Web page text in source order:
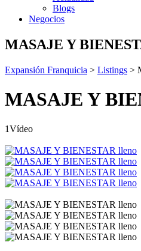
Blogs
Negocios
MASAJE Y
Expansión Franquicia > Listings >
MASAJE Y
1Vídeo